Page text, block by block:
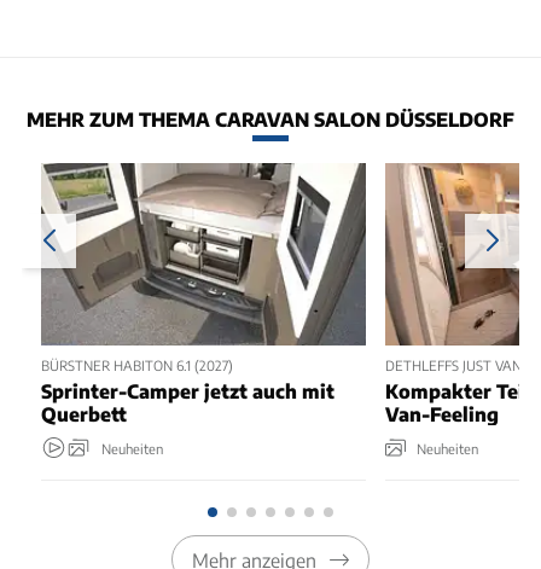
MEHR ZUM THEMA CARAVAN SALON DÜSSELDORF
BÜRSTNER HABITON 6.1 (2027)
Sprinter-Camper jetzt auch mit
Querbett
Neuheiten
DETHLEFFS JUST VAN
Kompakter
Van-Feeling
Neuheiten
Mehr anzeigen